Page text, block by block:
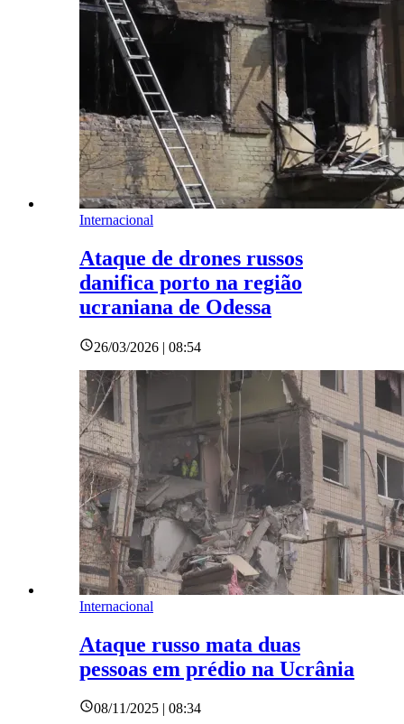
Internacional
Ataque de drones russos
danifica porto na região
ucraniana de Odessa
26/03/2026 | 08:54
Internacional
Ataque russo mata duas
pessoas em prédio na Ucrânia
08/11/2025 | 08:34